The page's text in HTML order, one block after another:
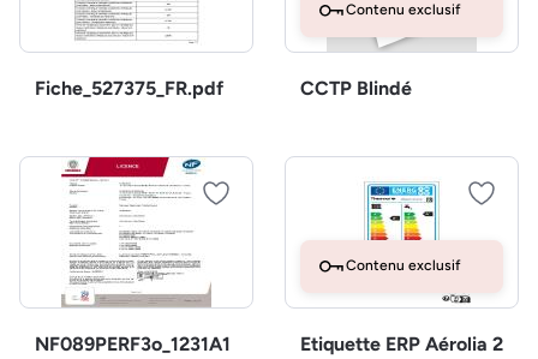
Fiche_527375_FR.pdf
Contenu exclusif
CCTP Blindé
NF089PERF3o_1231A1
Contenu exclusif
Etiquette ERP Aérolia 2